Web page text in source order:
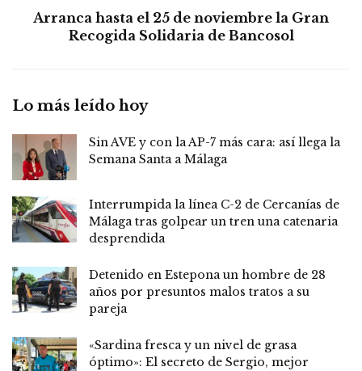
Arranca hasta el 25 de noviembre la Gran
Recogida Solidaria de Bancosol
Lo más leído hoy
Sin AVE y con la AP-7 más cara: así llega la
Semana Santa a Málaga
Interrumpida la línea C-2 de Cercanías de
Málaga tras golpear un tren una catenaria
desprendida
Detenido en Estepona un hombre de 28
años por presuntos malos tratos a su
pareja
«Sardina fresca y un nivel de grasa
óptimo»: El secreto de Sergio, mejor